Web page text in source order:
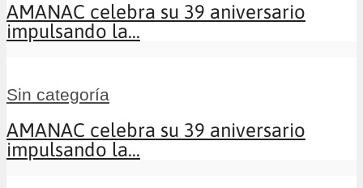
AMANAC celebra su 39 aniversario
impulsando la...
Sin categoría
AMANAC celebra su 39 aniversario
impulsando la...